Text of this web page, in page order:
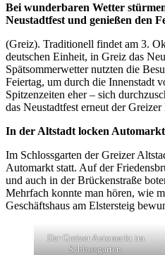
Bei wunderbaren Wetter
Neustadtfest und genießen den
(Greiz). Traditionell findet am 3.
deutschen Einheit, in Greiz das
Spätsommerwetter nutzten die
Feiertag, um durch die Innenstadt
Spitzenzeiten eher – sich
das Neustadtfest erneut der Greizer
In der Altstadt locken
Im Schlossgarten der Greizer
Automarkt statt. Auf der
und auch in der Brückenstraße
Mehrfach konnte man hören, wie
Geschäftshaus am Elstersteig
Der Greizer Automarkt im
Schlossgarten.